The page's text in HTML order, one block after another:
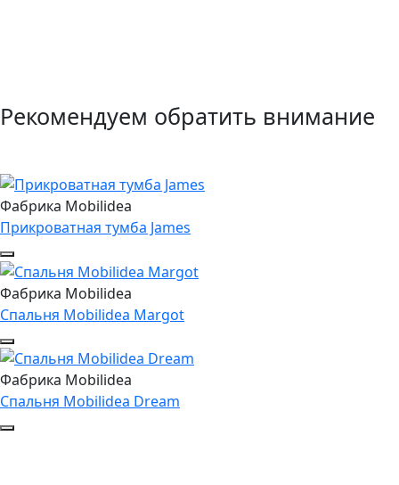
Рекомендуем обратить внимание
Фабрика Mobilidea
Прикроватная тумба James
Фабрика Mobilidea
Спальня Mobilidea Margot
Фабрика Mobilidea
Спальня Mobilidea Dream